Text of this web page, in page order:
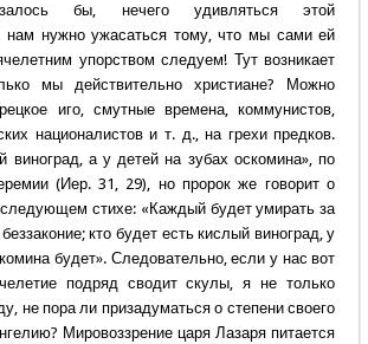
бы, нечего удивляться этой
нам нужно ужасаться тому, что мы сами ей
упорством следуем! Тут возникает
мы действительно христиане? Можно
иго, смутные времена, коммунистов,
националистов и т. д., на грехи предков.
виноград, а у детей на зубах оскомина», по
(Иер. 31, 29), но пророк же говорит о
стихе: «Каждый будет умирать за
кто будет есть кислый виноград, у
будет». Следовательно, если у нас вот
подряд сводит скулы, я не только
не пора ли призадуматься о степени своего
Мировоззрение царя Лазаря питается